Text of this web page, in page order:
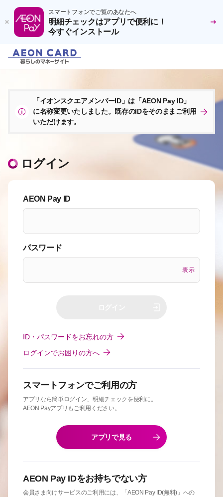
スマートフォンでご覧のあなたへ
明細チェックはアプリで便利に！
今すぐインストール
「イオンスクエアメンバーID」は「AEON Pay ID」
に名称変更いたしました。既存のIDをそのままご利用
いただけます。
ログイン
AEON Pay ID
パスワード
表示
ID・パスワードをお忘れの方
ログインでお困りの方へ
スマートフォンでご利用の方
アプリなら簡単ログイン、明細チェックを便利に。
AEON Payアプリもご利用ください。
アプリで見る
AEON Pay IDをお持ちでない方
会員さま向けサービスのご利用には、「AEON Pay ID(無料)」への